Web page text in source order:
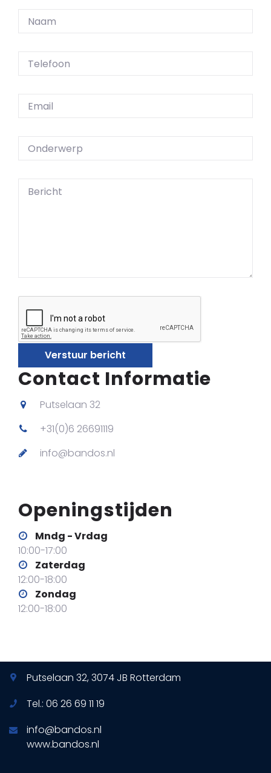
Verstuur bericht
Contact Informatie
Putselaan 32
+31(0)6 26691119
info@bandos.nl
Openingstijden
Mndg - Vrdag
10:00-17:00
Zaterdag
12:00-18:00
Zondag
12:00-18:00
Putselaan 32, 3074 JB Rotterdam
Tel.: 06 26 69 11 19
info@bandos.nl
www.bandos.nl